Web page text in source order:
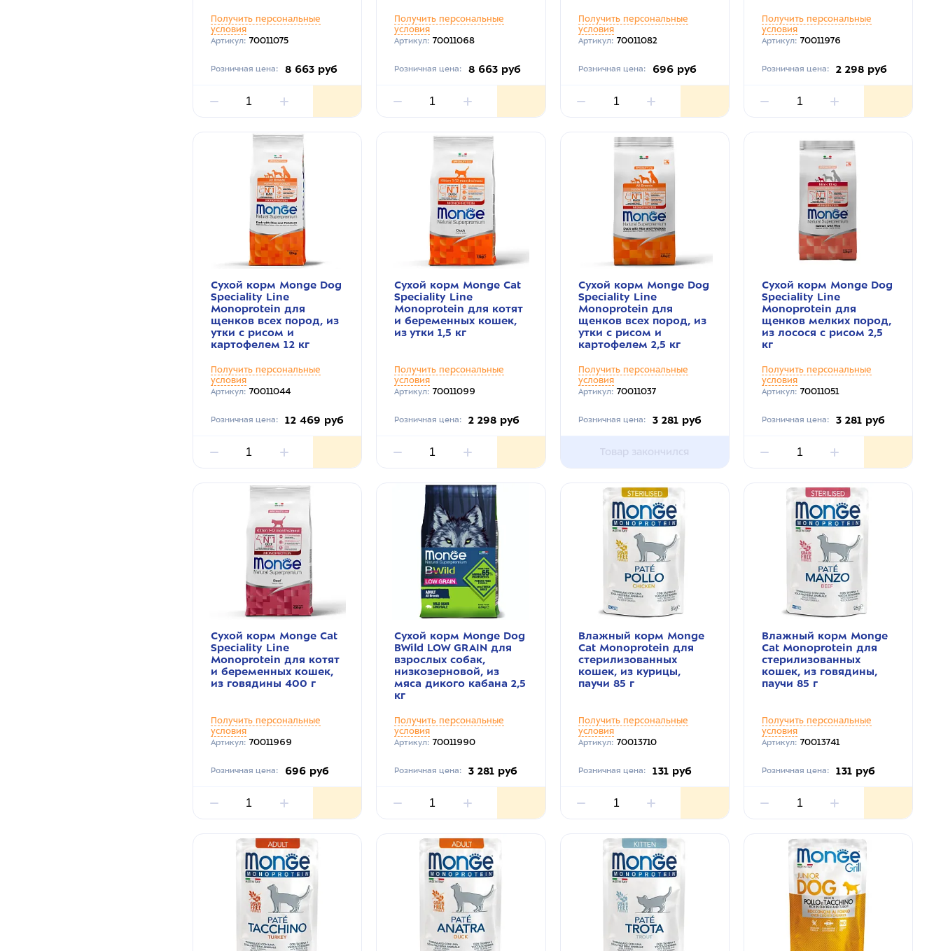
Получить персональные
условия
Артикул: 70011075
Розничная цена: 8 663 руб
Получить персональные
условия
Артикул: 70011068
Розничная цена: 8 663 руб
Получить персональные
условия
Артикул: 70011082
Розничная цена: 696 руб
Получить персональные
условия
Артикул: 70011976
Розничная цена: 2 298 руб
Сухой корм Monge Dog
Speciality Line
Monoprotein для
щенков всех пород, из
утки с рисом и
картофелем 12 кг
Получить персональные
условия
Артикул: 70011044
Розничная цена: 12 469 руб
Сухой корм Monge Cat
Speciality Line
Monoprotein для котят
и беременных кошек,
из утки 1,5 кг
Получить персональные
условия
Артикул: 70011099
Розничная цена: 2 298 руб
Сухой корм Monge Dog
Speciality Line
Monoprotein для
щенков всех пород, из
утки с рисом и
картофелем 2,5 кг
Получить персональные
условия
Артикул: 70011037
Розничная цена: 3 281 руб
Товар закончился
Сухой корм Monge Dog
Speciality Line
Monoprotein для
щенков мелких пород,
из лосося с рисом 2,5
кг
Получить персональные
условия
Артикул: 70011051
Розничная цена: 3 281 руб
Сухой корм Monge Cat
Speciality Line
Monoprotein для котят
и беременных кошек,
из говядины 400 г
Получить персональные
условия
Артикул: 70011969
Розничная цена: 696 руб
Сухой корм Monge Dog
BWild LOW GRAIN для
взрослых собак,
низкозерновой, из
мяса дикого кабана 2,5
кг
Получить персональные
условия
Артикул: 70011990
Розничная цена: 3 281 руб
Влажный корм Monge
Cat Monoprotein для
стерилизованных
кошек, из курицы,
паучи 85 г
Получить персональные
условия
Артикул: 70013710
Розничная цена: 131 руб
Влажный корм Monge
Cat Monoprotein для
стерилизованных
кошек, из говядины,
паучи 85 г
Получить персональные
условия
Артикул: 70013741
Розничная цена: 131 руб